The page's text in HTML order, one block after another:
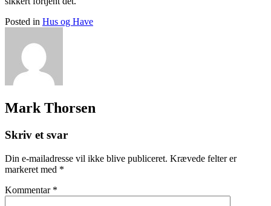
Posted in Hus og Have
Mark Thorsen
Skriv et svar
Din e-mailadresse vil ikke blive publiceret. Krævede felter er
markeret med *
Kommentar *